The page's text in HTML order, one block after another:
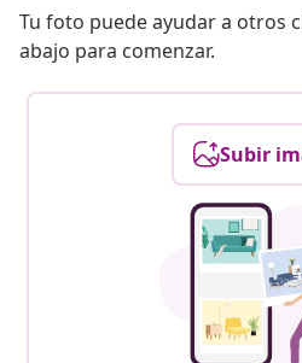
Tu foto puede ayudar a otros
abajo para comenzar.
Subir